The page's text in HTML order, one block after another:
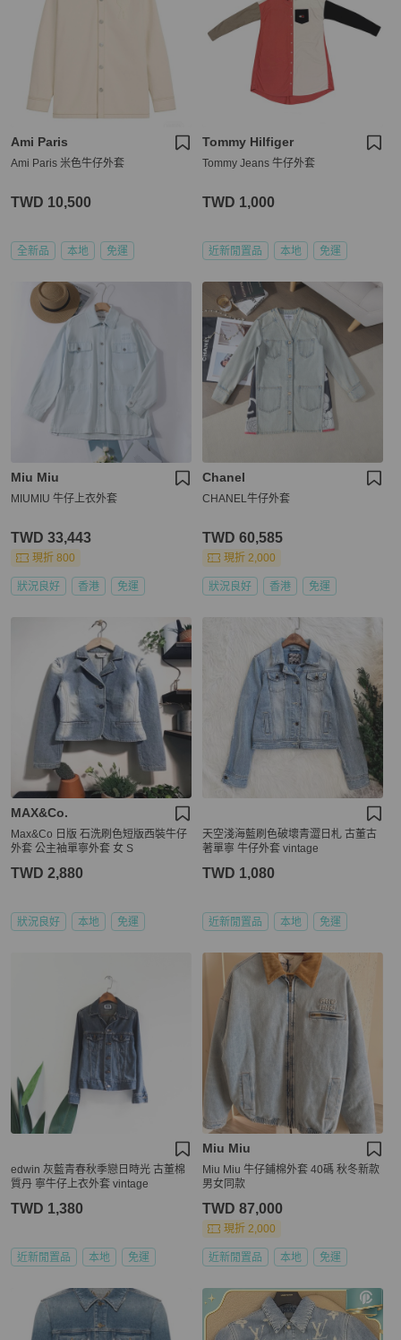
Ami Paris
Ami Paris 米色牛仔外套
TWD 10,500
全新品 本地 免運
Tommy Hilfiger
Tommy Jeans 牛仔外套
TWD 1,000
近新閒置品 本地 免運
Miu Miu
MIUMIU 牛仔上衣外套
TWD 33,443
現折 800
狀況良好 香港 免運
Chanel
CHANEL牛仔外套
TWD 60,585
現折 2,000
狀況良好 香港 免運
MAX&Co.
Max&Co 日版 石洗刷色短版西裝牛仔
外套 公主袖單寧外套 女 S
TWD 2,880
狀況良好 本地 免運
天空淺海藍刷色破壞青澀日札 古董古
著單寧 牛仔外套 vintage
TWD 1,080
近新閒置品 本地 免運
edwin 灰藍青春秋季戀日時光 古董棉
質丹 寧牛仔上衣外套 vintage
TWD 1,380
近新閒置品 本地 免運
Miu Miu
Miu Miu 牛仔鋪棉外套 40碼 秋冬新款
男女同款
TWD 87,000
現折 2,000
近新閒置品 本地 免運